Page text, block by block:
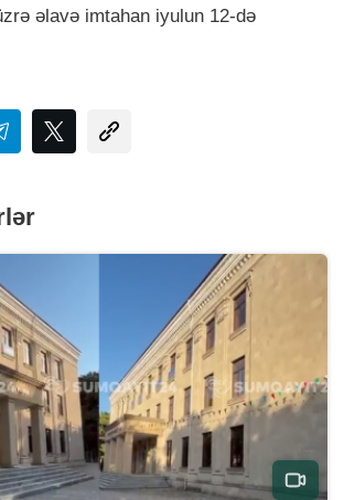
əlavə imtahan iyulun 12-də